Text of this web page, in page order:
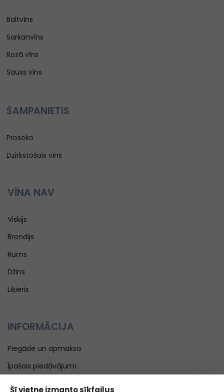
Baltvīns
Sarkanvīns
Rozā vīns
Sauss vīns
ŠAMPANIETIS
Proseko
Dzirkstošais vīns
VĪNA NAV
Viskijs
Brendijs
Rums
Džins
Liķieris
INFORMĀCIJA
Piegāde un apmaksa
Īpašais piedāvājumi
Blogs
Šī vietne izmanto sīkfailus